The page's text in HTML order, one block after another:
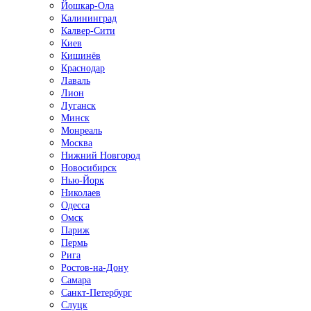
Йошкар-Ола
Калининград
Калвер-Сити
Киев
Кишинёв
Краснодар
Лаваль
Лион
Луганск
Минск
Монреаль
Москва
Нижний Новгород
Новосибирск
Нью-Йорк
Николаев
Одесса
Омск
Париж
Пермь
Рига
Ростов-на-Дону
Самара
Санкт-Петербург
Слуцк